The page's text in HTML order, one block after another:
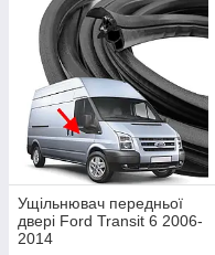
Ущільнювач передньої
двері Ford Transit 6 2006-
2014